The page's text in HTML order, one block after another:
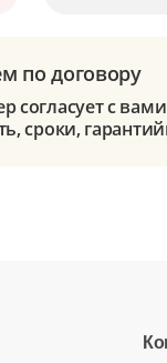
по договору
согласует с
сроки,